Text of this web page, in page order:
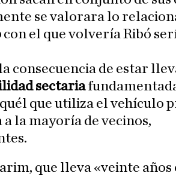
se valorara lo
con el que volvería Ribó
consecuencia de estar
sectaria
que utiliza el vehículo
la mayoría de vecinos,
que lleva «veinte años